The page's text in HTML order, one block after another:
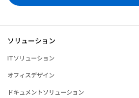
ソリューション
ITソリューション
オフィスデザイン
ドキュメントソリューション